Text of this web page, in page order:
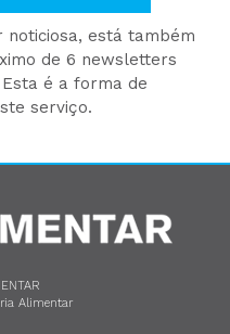
está também
de 6 newsletters
é a forma de
serviço.
Alimentar